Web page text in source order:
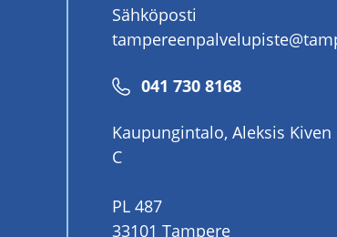
Sähköposti
Puhelinnumero
041 730 8168
Kaupungintalo, Aleksis Kiven
C
PL 487
33101 Tampere